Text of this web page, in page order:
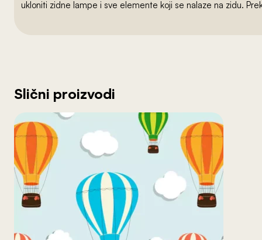
ukloniti zidne lampe i sve elemente koji se nalaze na zidu.
Slični proizvodi